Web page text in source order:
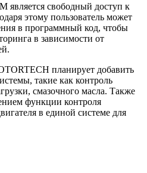
свободный доступ к
этому пользователь может
в программный код, чтобы
в зависимости от
планирует добавить
такие как контроль
смазочного масла. Также
функции контроля
в единой системе для